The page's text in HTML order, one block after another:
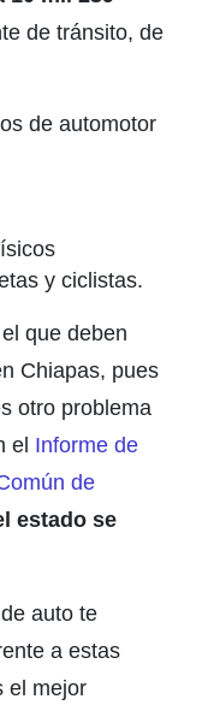
de tránsito, de
de automotor
y ciclistas.
que deben
Chiapas, pues
otro problema
el Informe de
de
estado se
auto te
a estas
el mejor